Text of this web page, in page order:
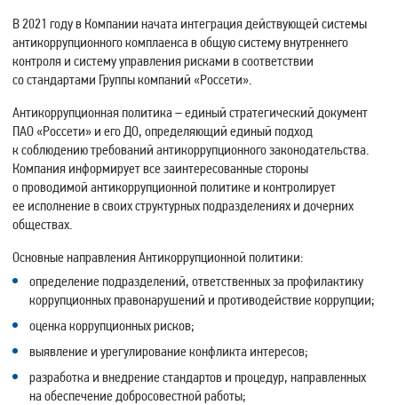
В 2021 году в Компании начата интеграция действующей системы
антикоррупционного комплаенса в общую систему внутреннего
контроля и систему управления рисками в соответствии
со стандартами Группы компаний «Россети».
Антикоррупционная политика – единый стратегический документ
ПАО «Россети» и его ДО, определяющий единый подход
к соблюдению требований антикоррупционного законодательства.
Компания информирует все заинтересованные стороны
о проводимой антикоррупционной политике и контролирует
ее исполнение в своих структурных подразделениях и дочерних
обществах.
Основные направления Антикоррупционной политики:
определение подразделений, ответственных за профилактику
коррупционных правонарушений и противодействие коррупции;
оценка коррупционных рисков;
выявление и урегулирование конфликта интересов;
разработка и внедрение стандартов и процедур, направленных
на обеспечение добросовестной работы;